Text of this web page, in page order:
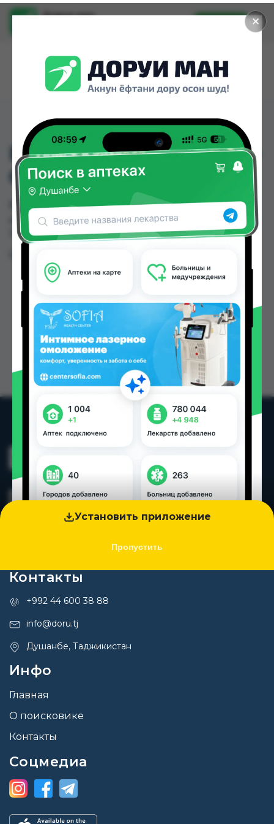
✕
Установить приложение
Пропустить
Доруи ман
Установить
BEPANTHEN 50 MG G 30
G
BEPANTHEN 50 MG G 30 G можно купить или
заказать в аптеках Душанбе и других городах
Таджикистана
Контакты
+992 44 600 38 88
info@doru.tj
Душанбе, Таджикистан
Инфо
Главная
О поисковике
Контакты
Соцмедиа